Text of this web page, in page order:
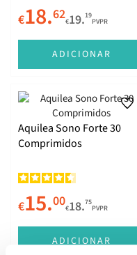
€18.62€19.19
PVPR
ADICIONAR
Aquilea Sono Forte 30
Comprimidos
€15.00€18.75
PVPR
ADICIONAR